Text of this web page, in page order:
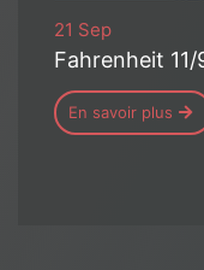
21 Sep
Fahrenheit
En savoir plus